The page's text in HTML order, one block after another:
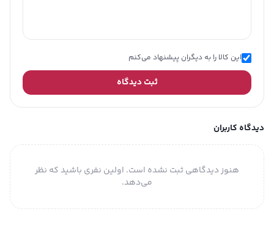
این کالا را به دیگران پیشنهاد می‌کنم
ثبت دیدگاه
دیدگاه کاربران
هنوز دیدگاهی ثبت نشده است. اولین نفری باشید که نظر
می‌دهد.